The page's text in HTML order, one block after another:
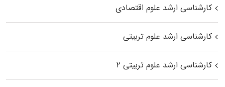
کارشناسی ارشد علوم اقتصادی
کارشناسی ارشد علوم تربیتی
کارشناسی ارشد علوم تربیتی ۲